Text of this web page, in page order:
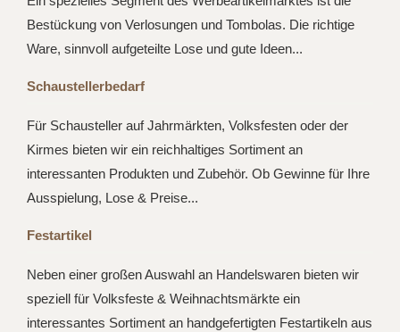
Bestückung von Verlosungen und Tombolas. Die richtige
Ware, sinnvoll aufgeteilte Lose und gute Ideen...
Schaustellerbedarf
Für Schausteller auf Jahrmärkten, Volksfesten oder der
Kirmes bieten wir ein reichhaltiges Sortiment an
interessanten Produkten und Zubehör. Ob Gewinne für Ihre
Ausspielung, Lose & Preise...
Festartikel
Neben einer großen Auswahl an Handelswaren bieten wir
speziell für Volksfeste & Weihnachtsmärkte ein
interessantes Sortiment an handgefertigten Festartikeln aus